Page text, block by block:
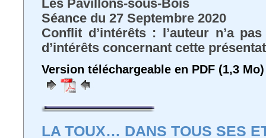
Les Pavillons-sous-Bois
Séance du 27 Septembre 2020
Conflit d’intérêts : l’auteur n’a
d’intérêts concernant cette
Version téléchargeable en PDF (1,3 Mo)
LA TOUX… DANS TOUS SES